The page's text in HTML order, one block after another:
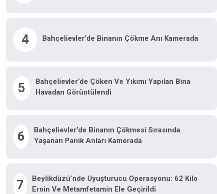
4 Bahçelievler’de Binanın Çökme Anı Kamerada
5
Bahçelievler’de Çöken Ve Yıkımı Yapılan Bina
Havadan Görüntülendi
6
Bahçelievler’de Binanın Çökmesi Sırasında
Yaşanan Panik Anları Kamerada
7
Beylikdüzü’nde Uyuşturucu Operasyonu: 62 Kilo
Eroin Ve Metamfetamin Ele Geçirildi